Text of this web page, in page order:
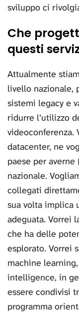
sviluppo ci
Che
questi
Attualmente
livello nazionale,
sistemi legacy e
ridurre l’utilizzo
videoconferenza.
datacenter, ne
paese per
nazionale.
collegati
sua volta implica
adeguata. Vorrei
che ha delle
esplorato. Vorrei
machine
intelligence, in
essere condivisi
programma